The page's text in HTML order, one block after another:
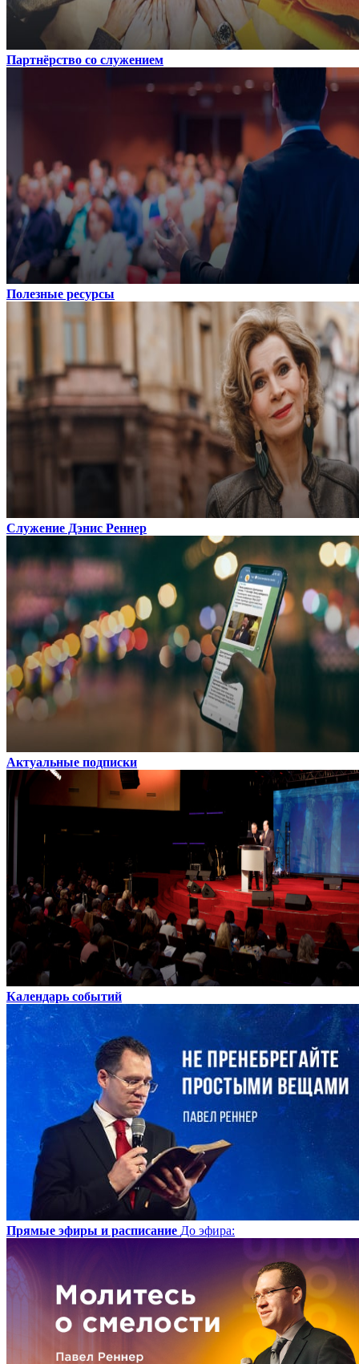
Партнёрство со служением
Полезные ресурсы
Служение Дэнис Реннер
Актуальные подписки
Календарь событий
Прямые эфиры и расписание До эфира: